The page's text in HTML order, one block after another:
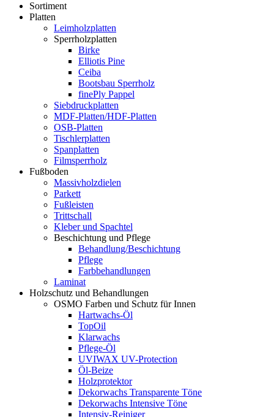
Sortiment
Platten
Leimholzplatten
Sperrholzplatten
Birke
Elliotis Pine
Ceiba
Bootsbau Sperrholz
finePly Pappel
Siebdruckplatten
MDF-Platten/HDF-Platten
OSB-Platten
Tischlerplatten
Spanplatten
Filmsperrholz
Fußboden
Massivholzdielen
Parkett
Fußleisten
Trittschall
Kleber und Spachtel
Beschichtung und Pflege
Behandlung/Beschichtung
Pflege
Farbbehandlungen
Laminat
Holzschutz und Behandlungen
OSMO Farben und Schutz für Innen
Hartwachs-Öl
TopOil
Klarwachs
Pflege-Öl
UVIWAX UV-Protection
Öl-Beize
Holzprotektor
Dekorwachs Transparente Töne
Dekorwachs Intensive Töne
Intensiv-Reiniger